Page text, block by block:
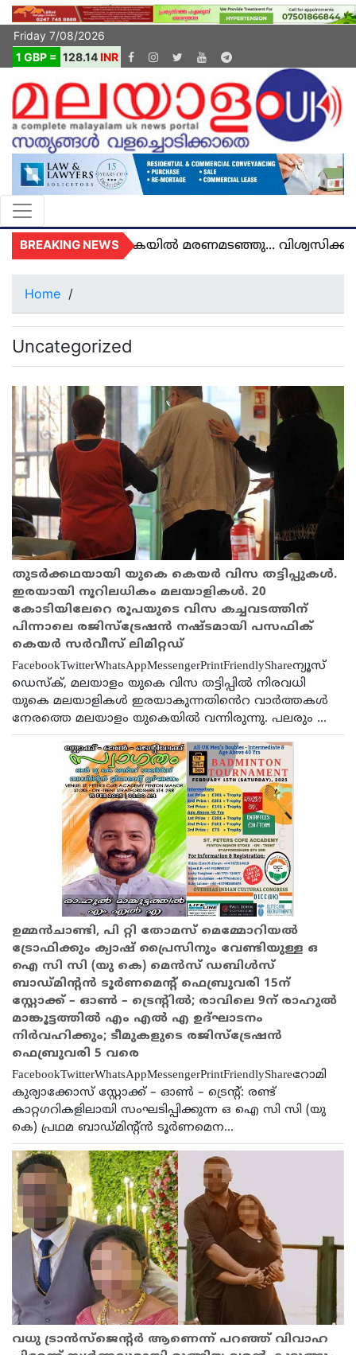
Friday 7/08/2026
1 GBP = 128.14INR
BREAKING NEWS
യുകെയിൽ മരണമടഞ്ഞു...
Home /
Uncategorized
തുടർക്കഥയായി യുകെ കെയർ വിസ തട്ടിപ്പുകൾ.
ഇരയായി നൂറിലധികം മലയാളികൾ. 20
കോടിയിലേറെ രൂപയുടെ വിസ കച്ചവടത്തിന്
പിന്നാലെ രജിസ്ട്രേഷൻ നഷ്ടമായി പസഫിക്
കെയര്‍ സര്‍വീസ് ലിമിറ്റഡ്
FacebookTwitterWhatsAppMessengerPrintFriendlyShareന്യൂസ്
ഡെസ്ക്, മലയാളം യുകെ വിസ തട്ടിപ്പിൽ നിരവധി
യുകെ മലയാളികൾ ഇരയാകുന്നതിൻെറ വാർത്തകൾ
നേരത്തെ മലയാളം യുകെയിൽ വന്നിരുന്നു. പലരും ...
ഉമ്മൻചാണ്ടി, പി റ്റി തോമസ് മെമ്മോറിയൽ
ട്രോഫിക്കും ക്യാഷ് പ്രൈസിനും വേണ്ടിയുള്ള ഒ
ഐ സി സി (യു കെ) മെൻസ് ഡബിൾസ്
ബാഡ്മിന്റൻ ടൂർണമെന്റ് ഫെബ്രുവരി 15ന്
സ്റ്റോക്ക് – ഓൺ – ട്രെന്റിൽ; രാവിലെ 9ന് രാഹുൽ
മാങ്കൂട്ടത്തിൽ എം എൽ എ ഉദ്ഘാടനം
നിർവഹിക്കും; ടീമുകളുടെ രജിസ്ട്രേഷൻ
ഫെബ്രുവരി 5 വരെ
FacebookTwitterWhatsAppMessengerPrintFriendlyShareറോമി
കുര്യാക്കോസ് സ്റ്റോക്ക് – ഓൺ – ട്രെന്റ്: രണ്ട്‌
കാറ്റഗറികളിലായി സംഘടിപ്പിക്കുന്ന ഒ ഐ സി സി (യു
കെ) പ്രഥമ ബാഡ്മിന്റ്ൻ ടൂർണമെന...
വധു ട്രാന്‍സ്‌ജെന്റര്‍ ആണെന്ന് പറഞ്ഞ് വിവാഹ